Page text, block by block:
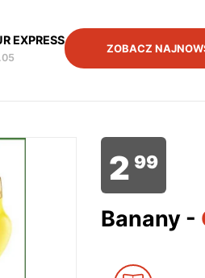
EXPRESS
ZOBACZ
2 99
Banany -